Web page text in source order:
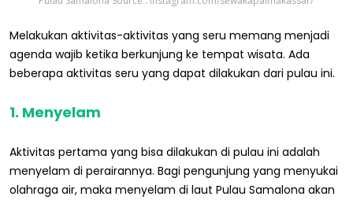
Melakukan aktivitas-aktivitas yang seru memang menjadi
agenda wajib ketika berkunjung ke tempat wisata. Ada
beberapa aktivitas seru yang dapat dilakukan dari pulau ini.
1. Menyelam
Aktivitas pertama yang bisa dilakukan di pulau ini adalah
menyelam di perairannya. Bagi pengunjung yang menyukai
olahraga air, maka menyelam di laut Pulau Samalona akan